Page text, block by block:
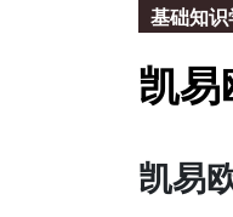
基础知识
凯易
凯易